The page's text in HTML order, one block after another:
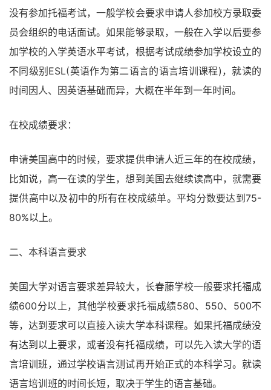
没有参加托福考试，一般学校会要求申请人参加校方录取委
员会组织的电话面试。如果能够录取，一般在入学以后要参
加学校的入学英语水平考试，根据考试成绩参加学校设立的
不同级别ESL(英语作为第二语言的语言培训课程)，就读的
时间因人、因英语基础而异，大概在半年到一年时间。
在校成绩要求：
申请美国高中的时候，要求提供申请人近三年的在校成绩，
比如说，高一在读的学生，想到美国去继续读高中，就需要
提供高中以及初中的所有在校成绩单。平均分数要达到75-
80%以上。
二、本科语言要求
美国大学对语言要求差异较大，长春藤学校一般要求托福成
绩600分以上，其他学校要求托福成绩580、550、500不
等，达到要求可以直接入读大学本科课程。如果托福成绩没
有达到以上要求，或者没有托福成绩，可以先入读大学的语
言培训班，通过学校语言测试再开始正式的本科学习。就读
语言培训班的时间长短，取决于学生的语言基础。